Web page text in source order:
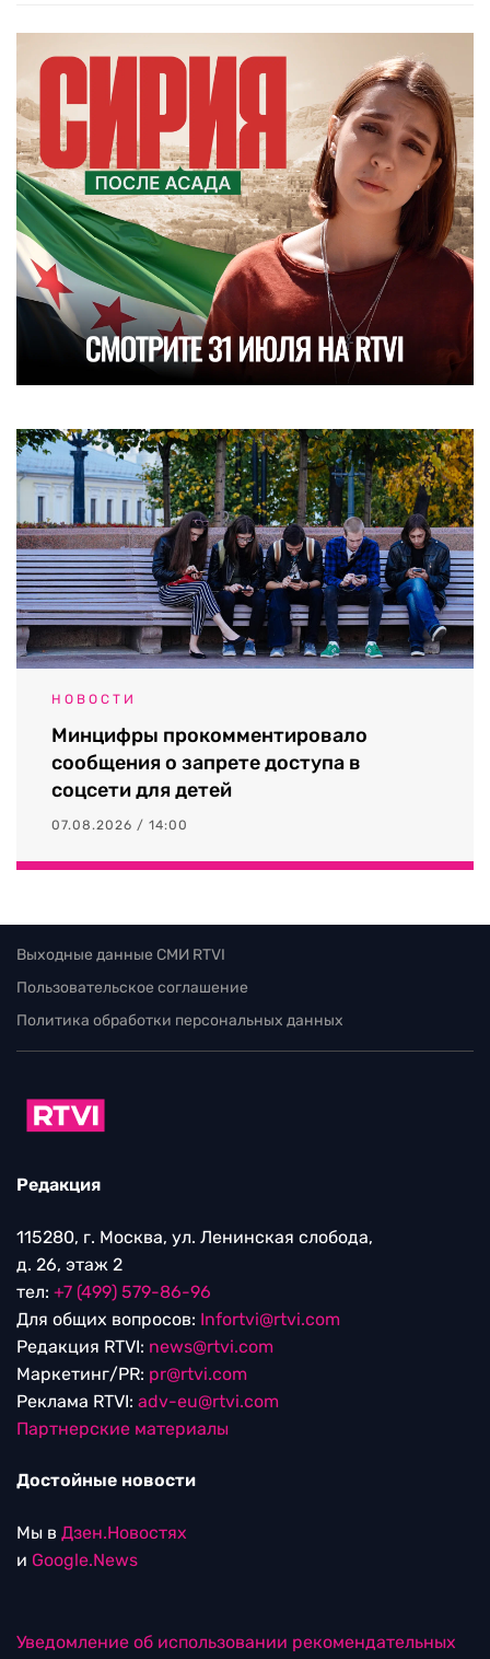
НОВОСТИ
Минцифры прокомментировало
сообщения о запрете доступа в
соцсети для детей
07.08.2026 / 14:00
Выходные данные СМИ RTVI
Пользовательское соглашение
Политика обработки персональных данных
Редакция
115280, г. Москва, ул. Ленинская слобода,
д. 26, этаж 2
тел: +7 (499) 579-86-96
Для общих вопросов: Infortvi@rtvi.com
Редакция RTVI: news@rtvi.com
Маркетинг/PR: pr@rtvi.com
Реклама RTVI: adv-eu@rtvi.com
Партнерские материалы
Достойные новости
Мы в Дзен.Новостях
и Google.News
Уведомление об использовании рекомендательных